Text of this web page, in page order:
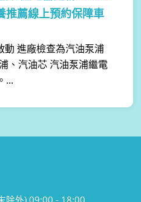
推薦線上預約保障車
動 進廠檢查為汽油泵浦
、汽油芯 汽油泵浦繼電
...